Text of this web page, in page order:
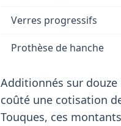
Verres progressifs
Prothèse de hanche
Additionnés sur
coûté une cotisation
Touques, ces